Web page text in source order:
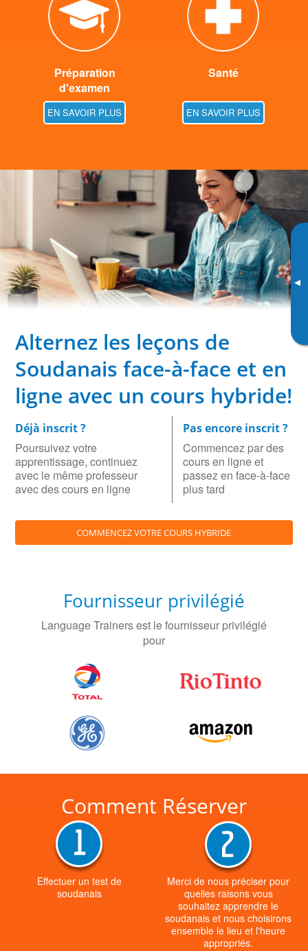
▸
Préparation
d'examen
EN SAVOIR PLUS
Santé
EN SAVOIR PLUS
Alternez les leçons de
Soudanais face-à-face et en
ligne avec un cours hybride!
Déjà inscrit ?
Poursuivez votre
apprentissage, continuez
avec le même professeur
avec des cours en ligne
Pas encore inscrit ?
Commencez par des
cours en ligne et
passez en face-à-face
plus tard
COMMENCEZ VOTRE COURS HYBRIDE
Fournisseur privilégié
Language Trainers est le fournisseur privilégié
pour
Comment Réserver
Effectuer un test de
soudanais
Merci de nous préciser pour
quelles raisons vous
souhaitez apprendre le
soudanais et nous choisirons
ensemble le lieu et l'heure
appropriés.